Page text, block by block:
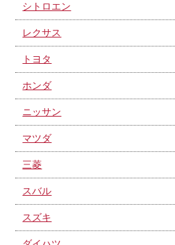
シトロエン
レクサス
トヨタ
ホンダ
ニッサン
マツダ
三菱
スバル
スズキ